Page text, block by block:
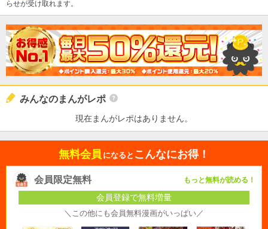
らせが受け取れます。
みんなのまんがレポ
現在まんがレポはありません。
無料会員 になると こんなにお得！
会員限定無料 もっと無料が読める！
会員登録で無料増量
＼この他にも会員無料漫画がいっぱい／